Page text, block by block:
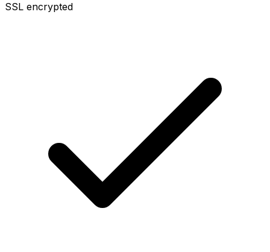
SSL encrypted